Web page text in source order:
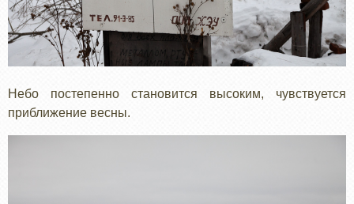
Небо постепенно становится высоким, чувствуется
приближение весны.